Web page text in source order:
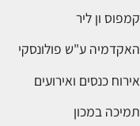
קמפוס ון ליר
האקדמיה ע"ש פולונסקי
אירוח כנסים ואירועים
תמיכה במכון